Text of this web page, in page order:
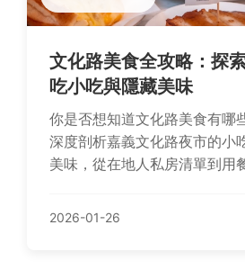
文化路美食全攻略：探
吃小吃與隱藏美味
你是否想知道文化路美食有哪
深度剖析嘉義文化路夜市的小
美味，從在地人私房清單到用
2026-01-26